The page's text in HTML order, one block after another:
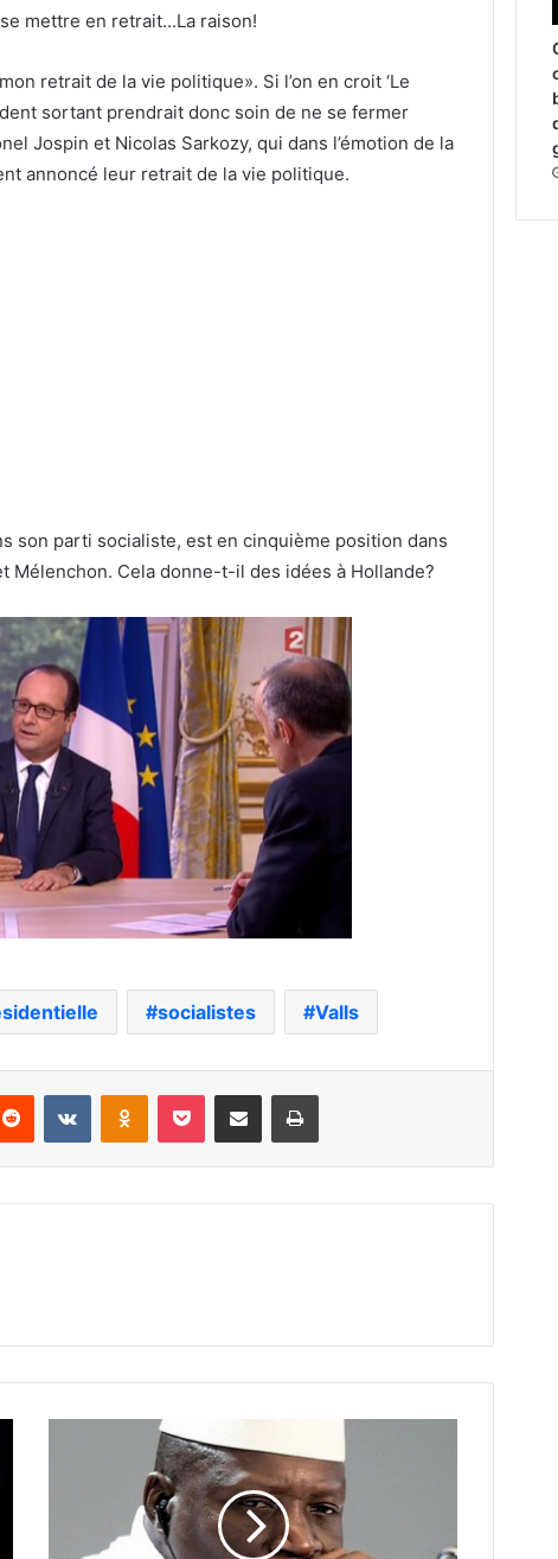
retrait de la vie politique». Si l’on en croit ‘Le
sortant prendrait donc soin de ne se fermer
Jospin et Nicolas Sarkozy, qui dans l’émotion de la
annoncé leur retrait de la vie politique.
son parti socialiste, est en cinquième position dans
Mélenchon. Cela donne-t-il des idées à Hollande?
socialistes Valls
Reddit VKontakteOdnoklassniki
Pocket Partager par email Imprimer